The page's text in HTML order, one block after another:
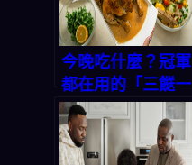
今晚吃什麼？冠軍
都在用的「三餸一
湯」秘笈，讓你每
天輕鬆上菜！